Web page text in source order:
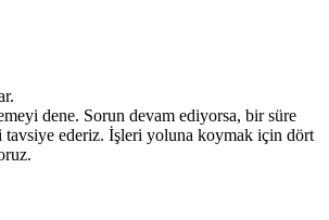
dene. Sorun devam ediyorsa, bir süre
tavsiye ederiz. İşleri yoluna koymak için dört